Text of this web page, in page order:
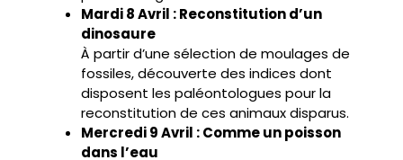
Mardi 8 Avril : Reconstitution d’un
dinosaure
À partir d’une sélection de moulages de
fossiles, découverte des indices dont
disposent les paléontologues pour la
reconstitution de ces animaux disparus.
Mercredi 9 Avril : Comme un poisson
dans l’eau